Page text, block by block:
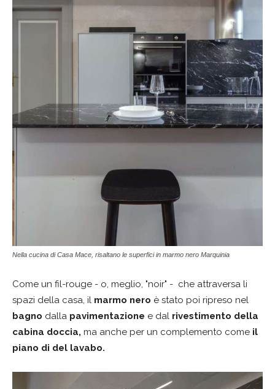
Nella cucina di Casa Mace, risaltano le superfici in marmo nero Marquinia
Come un fil-rouge - o, meglio, "noir" - che attraversa li
spazi della casa, il marmo nero è stato poi ripreso nel
bagno dalla pavimentazione e dal rivestimento della
cabina doccia, ma anche per un complemento come il
piano di del lavabo.